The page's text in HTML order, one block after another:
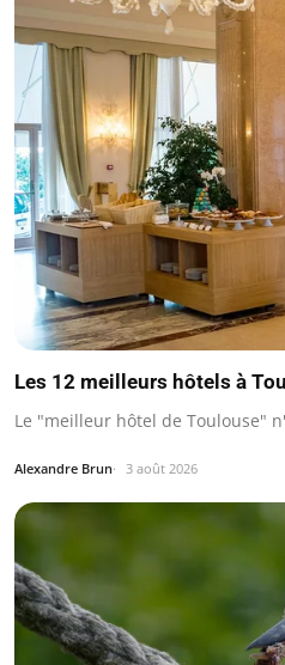
Les 12 meilleurs hôtels à
Le "meilleur hôtel de Toulouse"
Alexandre Brun 3 août 2026